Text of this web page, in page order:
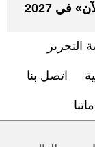
التحرير
اتصل بنا